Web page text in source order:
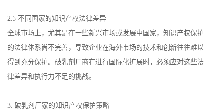
2.3 不同国家的知识产权法律差异
全球市场上，尤其是在一些新兴市场或发展中国家，知识产权保护
的法律体系尚不完善，导致企业在海外市场的技术和创新往往难以
得到充分保护。破乳剂厂商在进行国际化扩展时，必须应对这些法
律差异和执行力不足的挑战。
3. 破乳剂厂家的知识产权保护策略